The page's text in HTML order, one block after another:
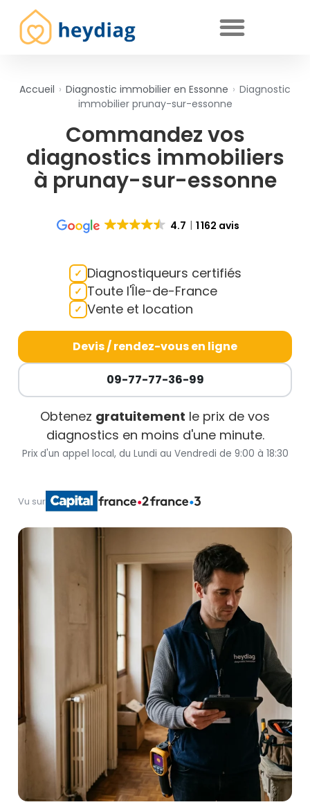
Accueil › Diagnostic immobilier en Essonne › Diagnostic
immobilier prunay-sur-essonne
Commandez vos
diagnostics immobiliers
à prunay-sur-essonne
4.7 1 162 avis
Diagnostiqueurs certifiés
Toute l'Île-de-France
Vente et location
Devis / rendez-vous en ligne
09-77-77-36-99
Obtenez gratuitement le prix de vos
diagnostics en moins d'une minute.
Prix d'un appel local, du Lundi au Vendredi de 9:00 à 18:30
Vu sur